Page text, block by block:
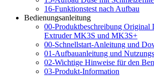
16-Funktionstest nach Aufbau
Bedienungsanleitung
00-Produktbeschreibung Original
Extruder MK3S und MK3S+
00-Schnellstart-Anleitung und
01-Aufbauanleitung und
02-Wichtige Hinweise für den
03-Produkt-Information